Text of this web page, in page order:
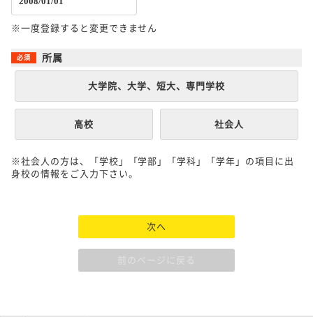
※一度登録すると変更できません
所属
大学院、大学、短大、専門学校
高校 社会人
※社会人の方は、「学校」「学部」「学科」「学年」の項目に出
身校の情報をご入力下さい。
次へ
前のページに戻る